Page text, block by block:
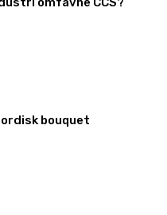
bouquet